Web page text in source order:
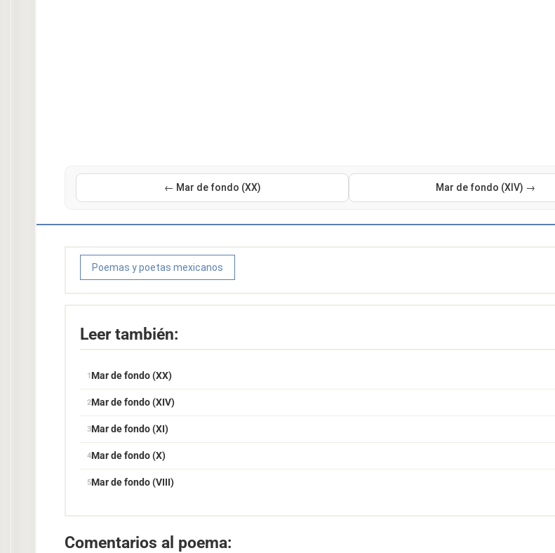
← Mar de fondo (XX) Mar de fondo (XIV) →
Poemas y poetas mexicanos
Leer también:
Mar de fondo (XX)
Mar de fondo (XIV)
Mar de fondo (XI)
Mar de fondo (X)
Mar de fondo (VIII)
Comentarios al poema: